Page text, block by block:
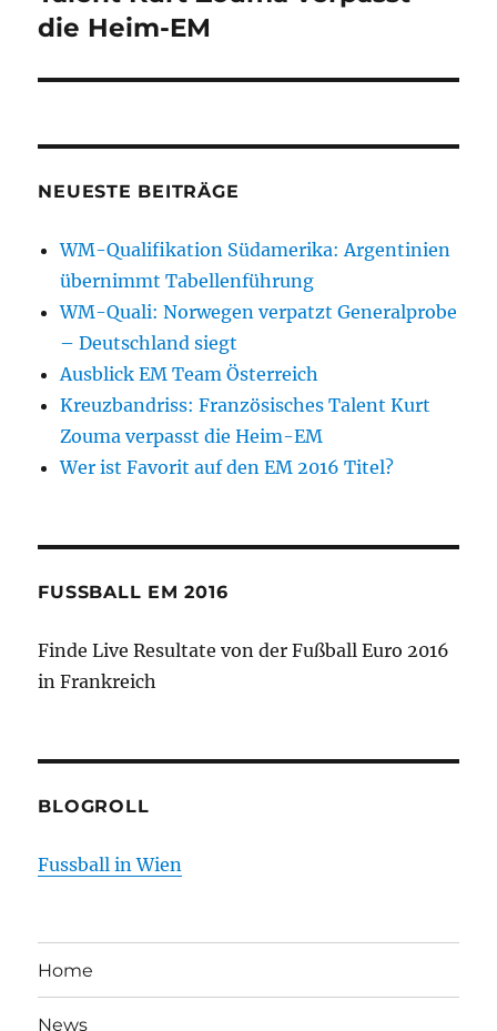
die Heim-EM
NEUESTE BEITRÄGE
WM-Qualifikation Südamerika: Argentinien
übernimmt Tabellenführung
WM-Quali: Norwegen verpatzt Generalprobe
– Deutschland siegt
Ausblick EM Team Österreich
Kreuzbandriss: Französisches Talent Kurt
Zouma verpasst die Heim-EM
Wer ist Favorit auf den EM 2016 Titel?
FUSSBALL EM 2016
Finde Live Resultate von der Fußball Euro 2016
in Frankreich
BLOGROLL
Fussball in Wien
Home
News